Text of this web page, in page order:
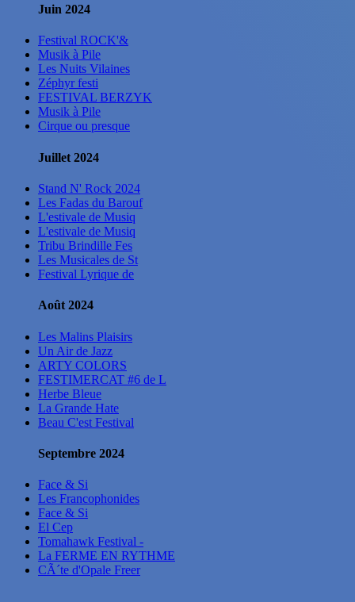
Juin 2024
Festival ROCK'&
Musik à Pile
Les Nuits Vilaines
Zéphyr festi
FESTIVAL BERZYK
Musik à Pile
Cirque ou presque
Juillet 2024
Stand N' Rock 2024
Les Fadas du Barouf
L'estivale de Musiq
L'estivale de Musiq
Tribu Brindille Fes
Les Musicales de St
Festival Lyrique de
Août 2024
Les Malins Plaisirs
Un Air de Jazz
ARTY COLORS
FESTIMERCAT #6 de L
Herbe Bleue
La Grande Hate
Beau C'est Festival
Septembre 2024
Face & Si
Les Francophonides
Face & Si
El Cep
Tomahawk Festival -
La FERME EN RYTHME
CÃ´te d'Opale Freer